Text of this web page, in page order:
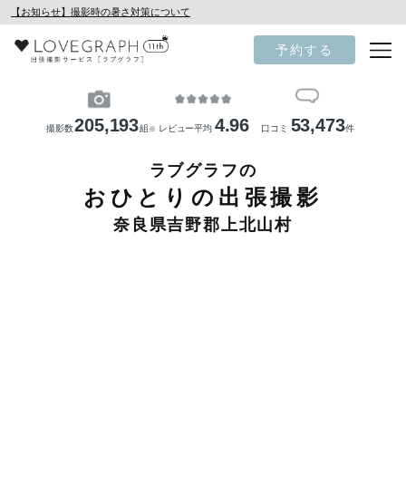
【お知らせ】撮影時の暑さ対策について
予約する
撮影数205,193組 ※ レビュー平均 4.96 口コミ 53,473件
ラブグラフの
おひとりの出張撮影
奈良県吉野郡上北山村